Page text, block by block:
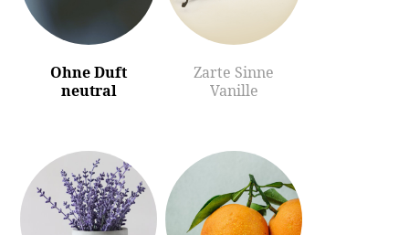
Ohne Duft
neutral
Zarte Sinne
Vanille